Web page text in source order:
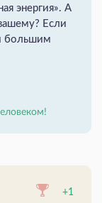
энергия». А
Если
большим
+1